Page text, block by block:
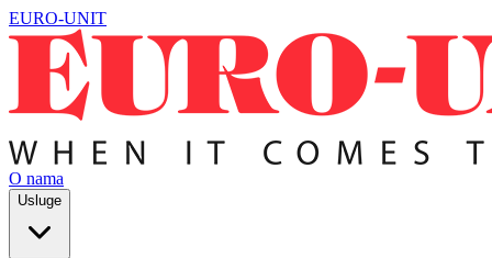
EURO-UNIT
O nama
Usluge